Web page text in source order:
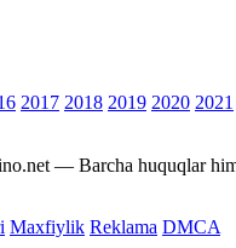
2017 2018 2019 2020 2021
— Barcha huquqlar
Maxfiylik Reklama DMCA